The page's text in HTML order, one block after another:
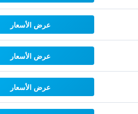
عرض الأسعار
عرض الأسعار
عرض الأسعار